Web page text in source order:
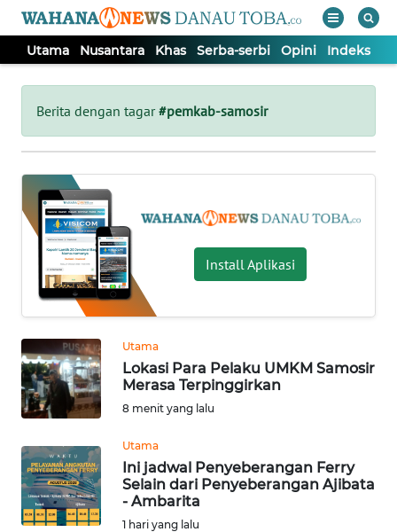
Utama Nusantara Khas Serba-serbi Opini Indeks
Berita dengan tagar#pemkab-samosir
Install Aplikasi
Utama
Lokasi Para Pelaku UMKM Samosir
Merasa Terpinggirkan
8 menit yang lalu
Utama
Ini jadwal Penyeberangan Ferry
Selain dari Penyeberangan Ajibata
- Ambarita
1 hari yang lalu
Tutup
UTAMA
NUSANTARA
KHAS
SERBA-
SERBI
OPINI
Informasi
INDEKS
BERITA
KONTAK